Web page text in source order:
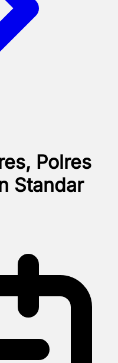
Polres
Standar